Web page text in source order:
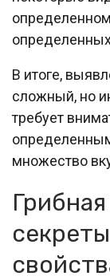
В итоге,
сложный, но
требует
множество